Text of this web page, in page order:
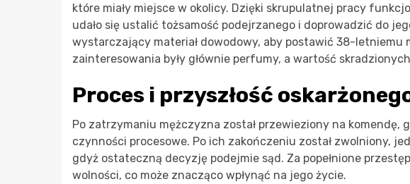
które miały miejsce w okolicy. Dzięki skrupulatnej pracy
udało się ustalić tożsamość podejrzanego i doprowadzić do
wystarczający materiał dowodowy, aby postawić 38-letniemu
zainteresowania były głównie perfumy, a wartość
Proces i przyszłość
Po zatrzymaniu mężczyzna został przewieziony na komendę,
czynności procesowe. Po ich zakończeniu został zwolniony,
gdyż ostateczną decyzję podejmie sąd. Za popełnione
wolności, co może znacząco wpłynąć na jego życie.